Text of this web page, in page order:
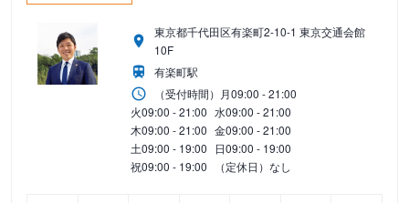
東京都千代田区有楽町2-10-1 東京交通会館
10F
有楽町駅
（受付時間） 月09:00 - 21:00
火09:00 - 21:00 水09:00 - 21:00
木09:00 - 21:00 金09:00 - 21:00
土09:00 - 19:00 日09:00 - 19:00
祝09:00 - 19:00 （定休日）なし